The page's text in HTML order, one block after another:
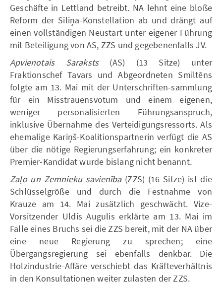
Geschäfte in Lettland betreibt. NA lehnt eine bloße
Reform der Siliņa-Konstellation ab und drängt auf
einen vollständigen Neustart unter eigener Führung
mit Beteiligung von AS, ZZS und gegebenenfalls JV.
Apvienotais Saraksts(AS) (13 Sitze) unter
Fraktionschef Tavars und Abgeordneten Smiltēns
folgte am 13. Mai mit der Unterschriften-sammlung
für ein Misstrauensvotum und einem eigenen,
weniger personalisierten Führungsanspruch,
inklusive Übernahme des Verteidigungsressorts. Als
ehemalige Kariņš-Koalitionspartnerin verfügt die AS
über die nötige Regierungserfahrung; ein konkreter
Premier-Kandidat wurde bislang nicht benannt.
Zaļo un Zemnieku savienība(ZZS) (16 Sitze) ist die
Schlüsselgröße und durch die Festnahme von
Krauze am 14. Mai zusätzlich geschwächt. Vize-
Vorsitzender Uldis Augulis erklärte am 13. Mai im
Falle eines Bruchs sei die ZZS bereit, mit der NA über
eine neue Regierung zu sprechen; eine
Übergangsregierung sei ebenfalls denkbar. Die
Holzindustrie-Affäre verschiebt das Kräfteverhältnis
in den Konsultationen weiter zulasten der ZZS.